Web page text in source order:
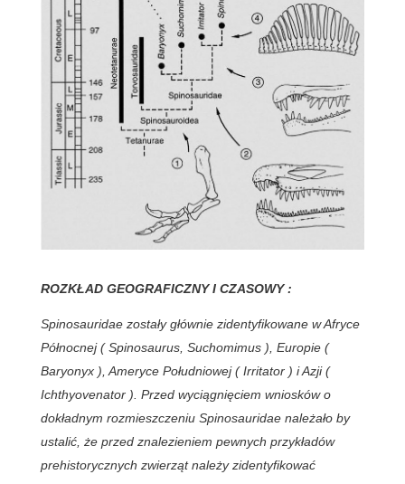
ROZKŁAD GEOGRAFICZNY I CZASOWY :
Spinosauridae zostały głównie zidentyfikowane w Afryce
Północnej ( Spinosaurus, Suchomimus ), Europie (
Baryonyx ), Ameryce Południowej ( Irritator ) i Azji (
Ichthyovenator ). Przed wyciągnięciem wniosków o
dokładnym rozmieszczeniu Spinosauridae należało by
ustalić, że przed znalezieniem pewnych przykładów
prehistorycznych zwierząt należy zidentyfikować